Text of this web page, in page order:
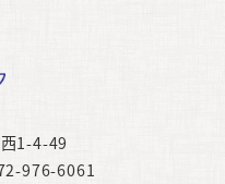
1-4-49
976-6061